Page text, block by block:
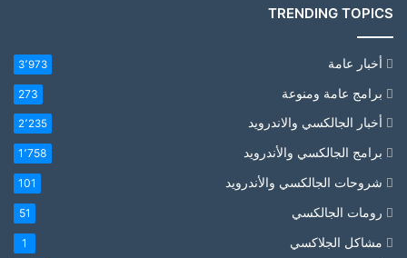
TRENDING TOPICS
أخبار عامة 3٬973
برامج عامة ومنوعة 273
أخبار الجالكسي والاندرويد 2٬235
برامج الجالكسي والأندرويد 1٬758
شروحات الجالكسي والأندرويد 101
رومات الجالكسي 51
مشاكل الجلاكسي 1